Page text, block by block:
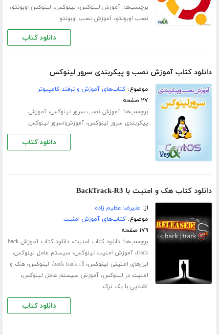
برچسب‌ها:آموزش لینوکس، لینوکس، لینوکس اوبونتو،
نصب اوبونتو،آموزش نصب اوبونتو
دانلود کتاب
دانلود کتاب آموزش نصب و پیکربندی سرور لینوکس
موضوع:کتاب‌های آموزش و ترفند کامپیوتر
۲۷ صفحه
برچسب‌ها:آموزش نصب سرور لینوکس،آموزش
پیکربندی سرور لینوکس،آموزشnسرور لینوکس
دانلود کتاب
دانلود کتاب هک و امنیت با BackTrack-R3
از: علیرضا عظیم زاده
موضوع:کتاب‌های آموزش امنیت
۱۷۹ صفحه
برچسب‌ها:دانلود کتاب امنیت،
دانلود کتاب آموزش back
track،آموزش امنیت لینوکس، سیستم عامل لینوکس،
ابزارهای امنیتی لینوکس،back track r3، لینوکس،هک و
امنیت در لینوکس،آموزش سیستم عامل لینوکس،
آشنایی با بک ترک
دانلود کتاب